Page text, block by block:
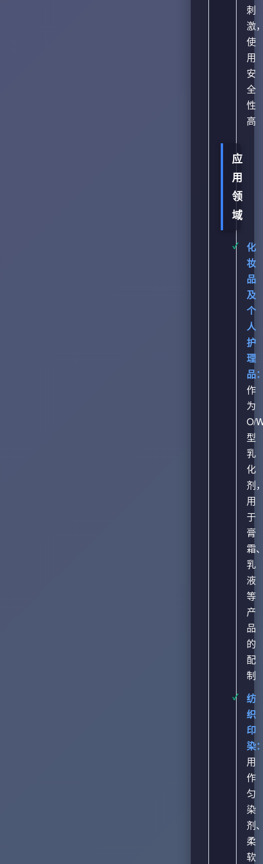
刺
激
使
用
安
全
性
高
应
用
领
域
化
妆
品
及
个
人
护
理
品
作
为
O/
型
乳
化
剂
用
于
膏
霜
乳
液
等
产
品
的
配
制
纺
织
印
染
用
作
匀
染
剂
柔
软